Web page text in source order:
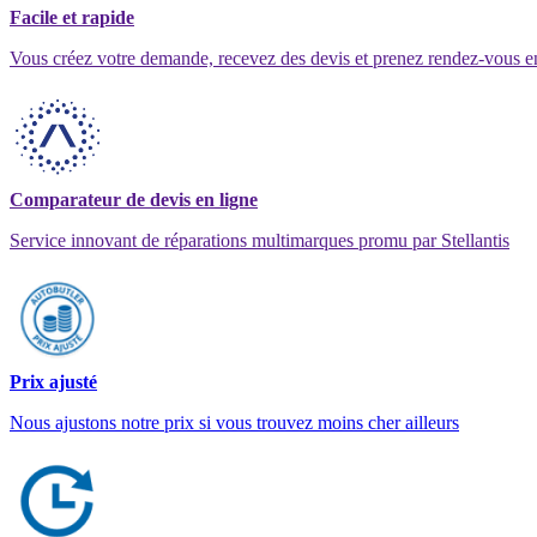
Facile et rapide
Vous créez votre demande, recevez des devis et prenez rendez-vous
Comparateur de devis en ligne
Service innovant de réparations multimarques promu par Stellantis
Prix ajusté
Nous ajustons notre prix si vous trouvez moins cher ailleurs